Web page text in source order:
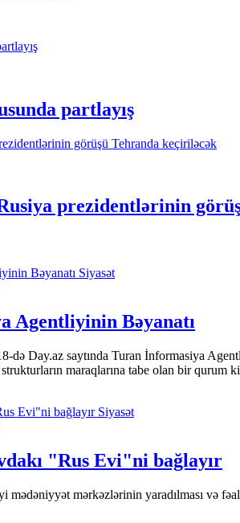
partlayış
prezidentlərinin
Siyasət
Agentliyinin Bəyanatı
də Day.az saytında Turan İnformasiya
maraqlarına tabe olan bir qurum
Siyasət
"Rus Evi"ni bağlayır
mərkəzlərinin yaradılması və